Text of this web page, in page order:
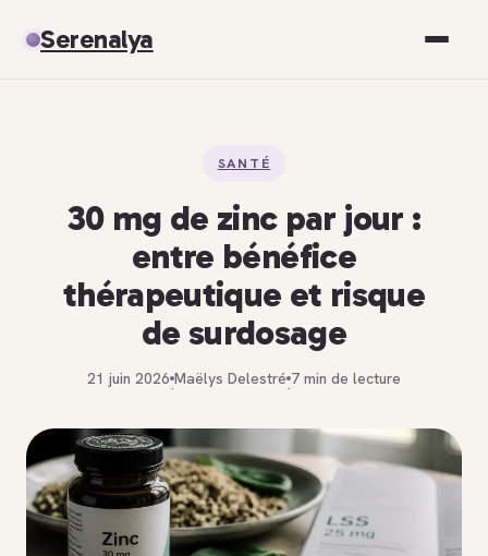
Serenalya
Spiritualité
Développement personnel
SANTÉ
30 mg de zinc par jour :
entre bénéfice
thérapeutique et risque
de surdosage
21 juin 2026
·
Maëlys Delestré
·
7 min de lecture